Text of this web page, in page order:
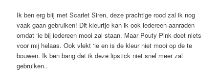
Ik ben erg blij met Scarlet Siren, deze prachtige rood zal ik nog
vaak gaan gebruiken! Dit kleurtje kan ik ook iedereen aanraden
omdat ‘ie bij iedereen mooi zal staan. Maar Pouty Pink doet niets
voor mij helaas. Ook vlekt ‘ie en is de kleur niet mooi op de te
bouwen. Ik ben bang dat ik deze lipstick niet snel meer zal
gebruiken..